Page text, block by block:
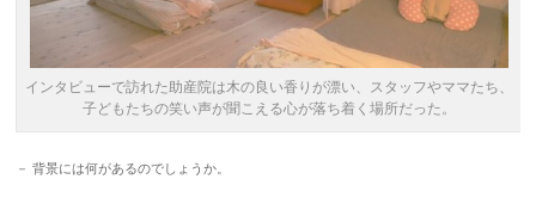
インタビューで訪れた助産院は木の良い香りが漂い、スタッフやママたち、
子どもたちの笑い声が聞こえる心が落ち着く場所だった。
－ 背景には何があるのでしょうか。